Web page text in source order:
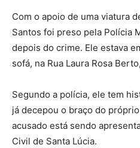
Com o apoio de uma viatura
Santos foi preso pela Polícia
depois do crime. Ele estava
sofá, na Rua Laura Rosa
Segundo a polícia, ele tem
já decepou o braço do
acusado está sendo
Civil de Santa Lúcia.